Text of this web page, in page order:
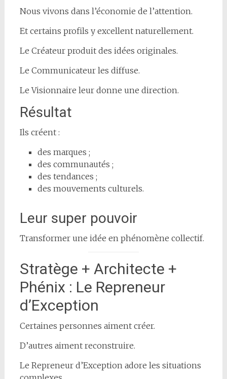
Nous vivons dans l’économie de l’attention.
Et certains profils y excellent naturellement.
Le Créateur produit des idées originales.
Le Communicateur les diffuse.
Le Visionnaire leur donne une direction.
Résultat
Ils créent :
des marques ;
des communautés ;
des tendances ;
des mouvements culturels.
Leur super pouvoir
Transformer une idée en phénomène collectif.
Stratège + Architecte +
Phénix : Le Repreneur
d’Exception
Certaines personnes aiment créer.
D’autres aiment reconstruire.
Le Repreneur d’Exception adore les situations